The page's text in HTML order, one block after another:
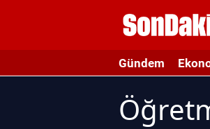
Gündem